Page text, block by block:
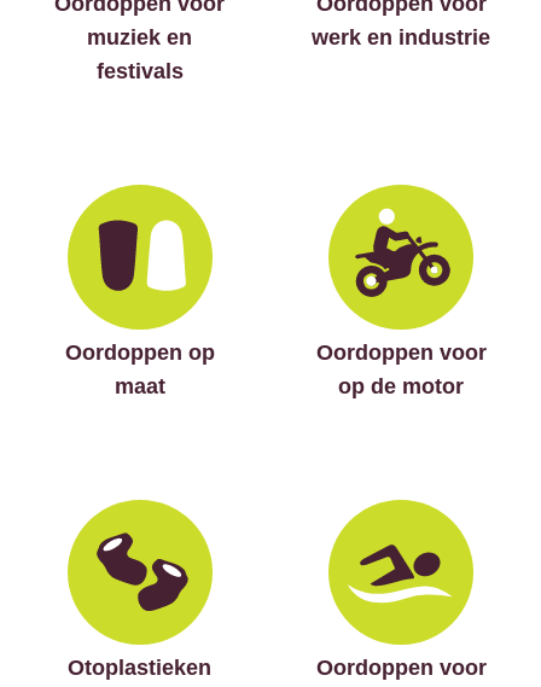
muziek en
festivals
werk en industrie
Oordoppen op
maat
Oordoppen voor
op de motor
Otoplastieken
Oordoppen voor